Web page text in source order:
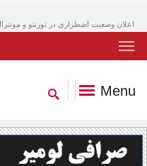
اعلان وضعیت اضطراری در تورنتو و مونترال
Menu